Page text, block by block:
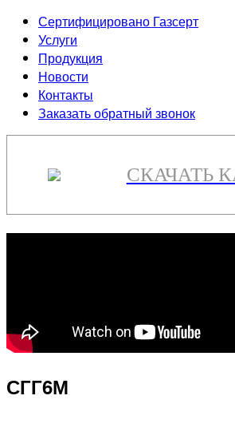
Сертифицировано Газсерт
Услуги
Продукция
Новости
Контакты
Заказать обратный звонок
СКАЧАТЬ
СГГ6М